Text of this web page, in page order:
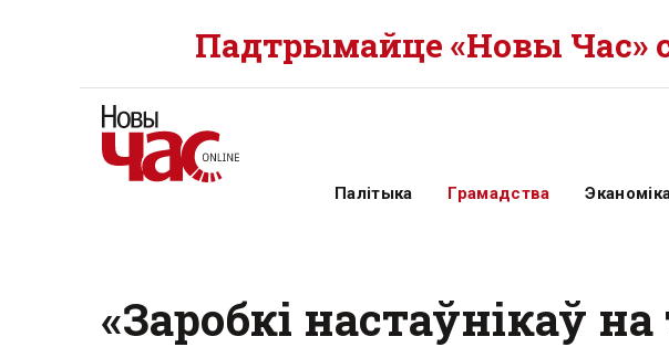
Падтрымайце «Новы Час»
Палітыка Грамадства
«Заробкі настаўнікаў